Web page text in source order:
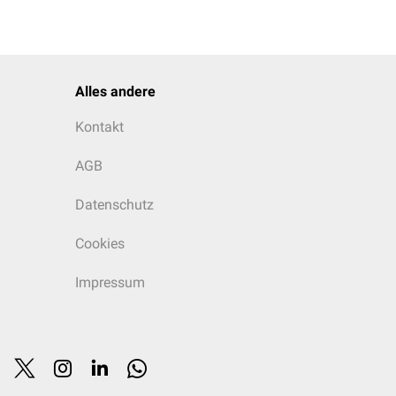
Alles andere
Kontakt
AGB
Datenschutz
Cookies
Impressum